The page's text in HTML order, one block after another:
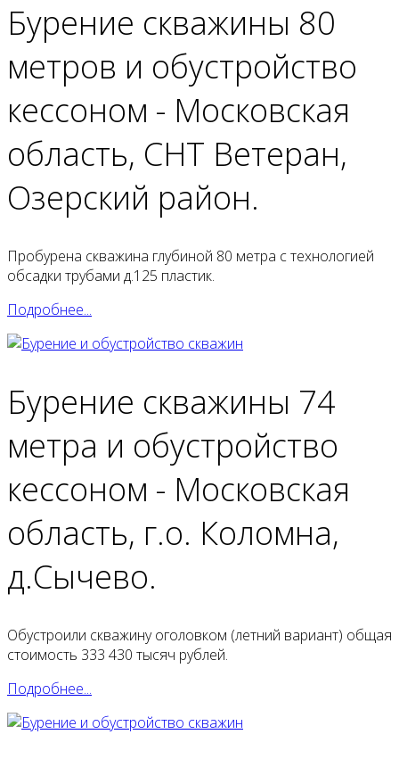
Бурение скважины 80
метров и обустройство
кессоном - Московская
область, СНТ Ветеран,
Озерский район.
Пробурена скважина глубиной 80 метра с технологией
обсадки трубами д.125 пластик.
Подробнее...
Бурение скважины 74
метра и обустройство
кессоном - Московская
область, г.о. Коломна,
д.Сычево.
Обустроили скважину оголовком (летний вариант) общая
стоимость 333 430 тысяч рублей.
Подробнее...